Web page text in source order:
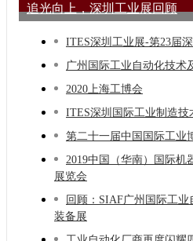
追光向上，深圳工业展回顾
ITES深圳工业展-第23届
广州国际工业自动化技术
2020上海工博会
ITES深圳国际工业制造技
第二十一届中国国际工业
2019中国（华南）国际机
展览会
回顾：SIAF广州国际工业
装备展